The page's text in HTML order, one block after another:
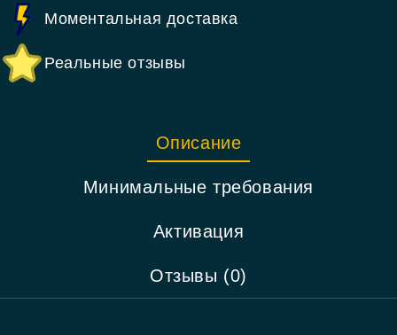
Моментальная доставка
Реальные отзывы
Описание
Минимальные требования
Активация
Отзывы (0)